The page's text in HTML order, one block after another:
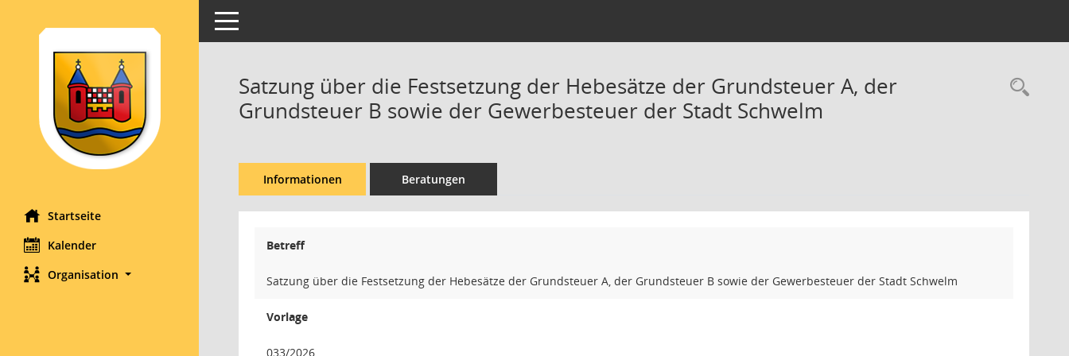
Startseite
Kalender
Organisation
Toggle navigation
Satzung über die Festsetzung der Hebesätze der Grundsteuer A, der
Grundsteuer B sowie der Gewerbesteuer der Stadt Schwelm
Informationen Beratungen
Betreff
Satzung über die Festsetzung der Hebesätze der Grundsteuer A, der Grundsteuer B sowie der Gewerbesteuer der Stadt Schwelm
Vorlage
033/2026